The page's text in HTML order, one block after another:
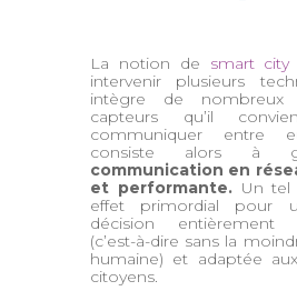
La notion de smart city
intervenir plusieurs
intègre de nombreux
capteurs qu’il
communiquer entre
consiste alors à
communication en
et performante.Un tel
effet primordial pour
décision entièrement
(c’est-à-dire sans la
humaine) et adaptée
citoyens.